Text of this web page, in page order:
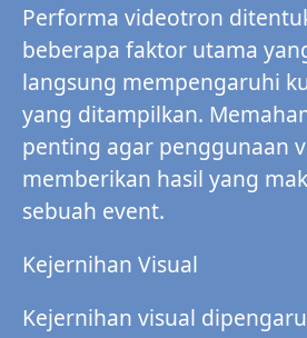
Performa videotron
beberapa faktor utama
langsung mempengaruhi
yang ditampilkan.
penting agar penggunaan
memberikan hasil yang
sebuah event.
Kejernihan Visual
Kejernihan visual